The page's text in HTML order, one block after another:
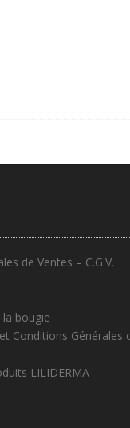
de Ventes – C.G.V.
bougie
Conditions Générales
LILIDERMA